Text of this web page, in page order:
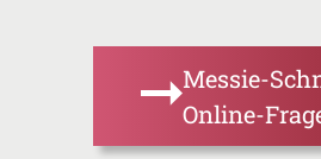
Messie-
Online-